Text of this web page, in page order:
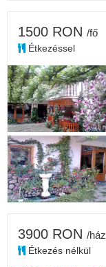
1500 RON /fő
Étkezéssel
3900 RON /ház
Étkezés nélkül